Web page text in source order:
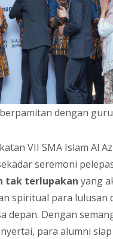
dengan
VII SMA Islam Al
seremoni
tak terlupakan yang
spiritual para lulusan
depan. Dengan
para alumni